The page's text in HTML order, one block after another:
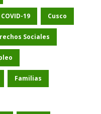
COVID-19 Cusco
Sociales
Familias